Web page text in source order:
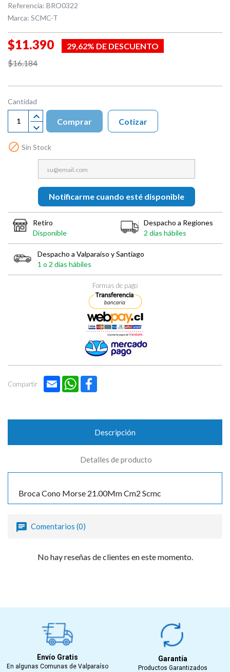
Referencia: BRO0322
Marca: SCMC-T
$11.390
29,62% DE DESCUENTO
$16.184
Cantidad
Comprar
 Sin Stock
Notificarme cuando esté disponible
Cotizar
Retiro
Disponible
Despacho a Regiones
2 días hábiles
Despacho a Valparaíso y Santiago
1 o 2 días hábiles
Formas de pago
Compartir Email WhatsApp
Descripción
Detalles de producto
Broca Cono Morse 21.00Mm Cm2 Scmc
Comentarios (0)
No hay reseñas de clientes en este momento.
Envío Gratis
En algunas Comunas de Valparaíso
Garantía
Productos Garantizados